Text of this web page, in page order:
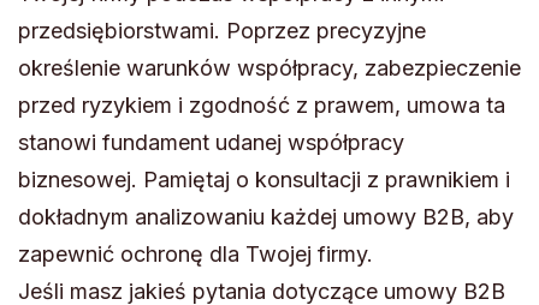
przedsiębiorstwami. Poprzez precyzyjne
określenie warunków współpracy, zabezpieczenie
przed ryzykiem i zgodność z prawem, umowa ta
stanowi fundament udanej współpracy
biznesowej. Pamiętaj o konsultacji z prawnikiem i
dokładnym analizowaniu każdej umowy B2B, aby
zapewnić ochronę dla Twojej firmy.
Jeśli masz jakieś pytania dotyczące umowy B2B